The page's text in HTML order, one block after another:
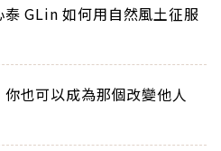
GLin 如何用自然風土征服
也可以成為那個改變他人